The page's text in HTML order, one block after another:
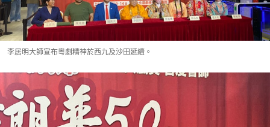
李居明大師宣布粵劇精神於西九及沙田延續。